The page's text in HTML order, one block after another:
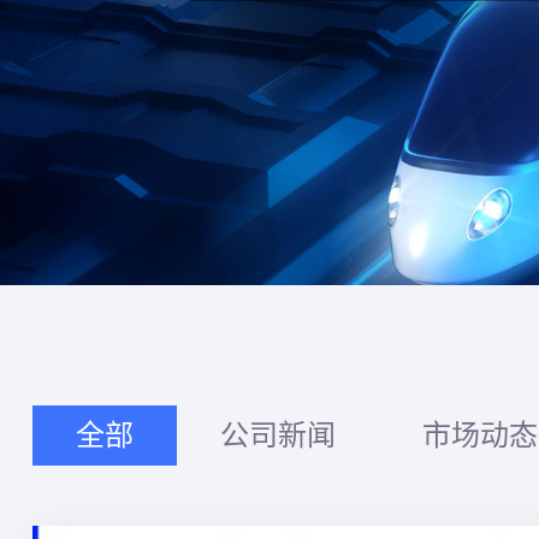
全部 公司新闻 市场动态